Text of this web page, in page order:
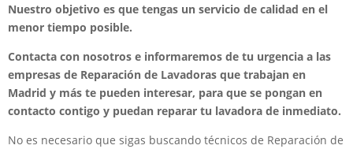
Nuestro objetivo es que tengas un servicio de calidad en el
menor tiempo posible.
Contacta con nosotros e informaremos de tu urgencia a las
empresas de Reparación de Lavadoras que trabajan en
Madrid y más te pueden interesar, para que se pongan en
contacto contigo y puedan reparar tu lavadora de inmediato.
No es necesario que sigas buscando técnicos de Reparación de